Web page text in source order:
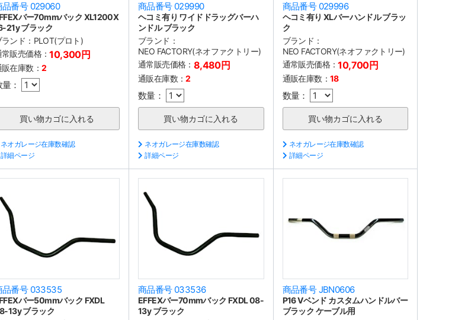
品番号 029060
バー70mmバック XL1200X
21y ブラック
ランド： PLOT(プロト)
常販売価格：10,300円
在庫数： 2
：
ネオガレージ在庫数確認
詳細ページ
商品番号 029990
ヘコミ有り ワイドドラッグバーハ
ンドル ブラック
ブランド：
NEO FACTORY(ネオファクトリー)
通常販売価格： 8,480円
通販在庫数：2
数量：
ネオガレージ在庫数確認
詳細ページ
商品番号 029996
ヘコミ有り XLバーハンドル ブラッ
ク
ブランド：
NEO FACTORY(ネオファクトリー)
通常販売価格：10,700円
通販在庫数： 18
数量：
ネオガレージ在庫数確認
詳細ページ
品番号 033535
バー50mmバック FXDL
13y ブラック
商品番号 033536
EFFEXバー70mmバック FXDL 08-
13y ブラック
商品番号 JBN0606
P16 Vベンド カスタムハンドルバー
ブラック ケーブル用